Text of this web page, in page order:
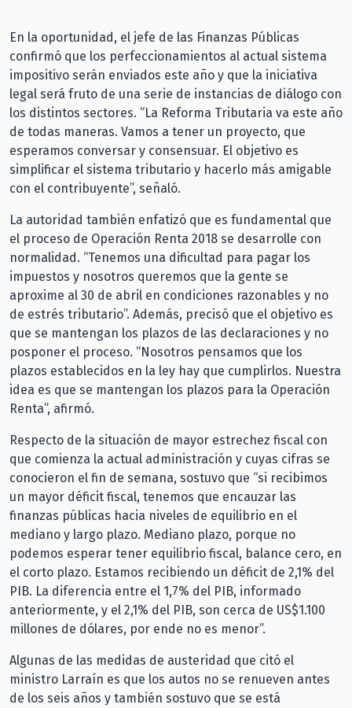
En la oportunidad, el jefe de las Finanzas Públicas
confirmó que los perfeccionamientos al actual sistema
impositivo serán enviados este año y que la iniciativa
legal será fruto de una serie de instancias de diálogo con
los distintos sectores. “La Reforma Tributaria va este año
de todas maneras. Vamos a tener un proyecto, que
esperamos conversar y consensuar. El objetivo es
simplificar el sistema tributario y hacerlo más amigable
con el contribuyente”, señaló.
La autoridad también enfatizó que es fundamental que
el proceso de Operación Renta 2018 se desarrolle con
normalidad. “Tenemos una dificultad para pagar los
impuestos y nosotros queremos que la gente se
aproxime al 30 de abril en condiciones razonables y no
de estrés tributario”. Además, precisó que el objetivo es
que se mantengan los plazos de las declaraciones y no
posponer el proceso. “Nosotros pensamos que los
plazos establecidos en la ley hay que cumplirlos. Nuestra
idea es que se mantengan los plazos para la Operación
Renta”, afirmó.
Respecto de la situación de mayor estrechez fiscal con
que comienza la actual administración y cuyas cifras se
conocieron el fin de semana, sostuvo que “si recibimos
un mayor déficit fiscal, tenemos que encauzar las
finanzas públicas hacia niveles de equilibrio en el
mediano y largo plazo. Mediano plazo, porque no
podemos esperar tener equilibrio fiscal, balance cero, en
el corto plazo. Estamos recibiendo un déficit de 2,1% del
PIB. La diferencia entre el 1,7% del PIB, informado
anteriormente, y el 2,1% del PIB, son cerca de US$1.100
millones de dólares, por ende no es menor”.
Algunas de las medidas de austeridad que citó el
ministro Larraín es que los autos no se renueven antes
de los seis años y también sostuvo que se está